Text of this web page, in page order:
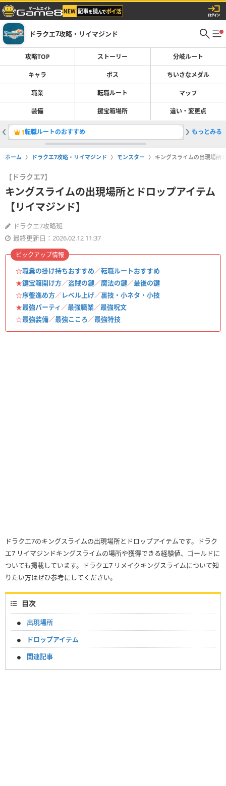
ドラクエ7攻略・リイマジンド
攻略TOP ストーリー 分岐ルート
キャラ ボス ちいさなメダル
職業 転職ルート マップ
装備 鍵宝箱場所 違い・変更点
1転職ルートのおすすめ 2ストー
もっとみる
ホーム ドラクエ7攻略・リイマジンド モンスター キングスライムの出現場所
【ドラクエ7】
キングスライムの出現場所とドロップアイテム
【リイマジンド】
ドラクエ7攻略班
最終更新日：2026.02.12 11:37
☆職業の掛け持ちおすすめ／転職ルートおすすめ
★鍵宝箱開け方／盗賊の鍵／魔法の鍵／最後の鍵
☆序盤進め方／レベル上げ／裏技・小ネタ・小技
★最強パーティ／最強職業／最強呪文
☆最強装備／最強こころ／最強特技
ピックアップ情報
ドラクエ7のキングスライムの出現場所とドロップアイテムです。ドラク
エ7 リイマジンドキングスライムの場所や獲得できる経験値、ゴールドに
ついても掲載しています。ドラクエ7 リメイクキングスライムについて知
りたい方はぜひ参考にしてください。
目次
出現場所
ドロップアイテム
関連記事